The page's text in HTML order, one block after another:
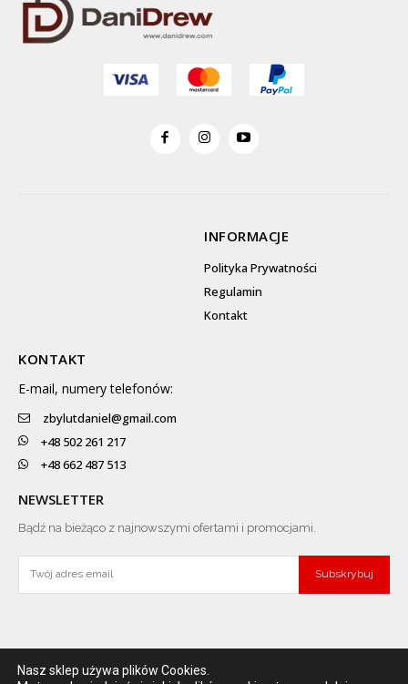
INFORMACJE
Polityka Prywatności
Regulamin
Kontakt
KONTAKT
E-mail, numery telefonów:
zbylutdaniel@gmail.com
+48 502 261 217
+48 662 487 513
NEWSLETTER
Bądź na bieżąco z najnowszymi ofertami i promocjami.
Subskrybuj
Darmowa wysyłka Łatwe zwroty Zniżki i promocje
Nasz sklep używa plików Cookies.